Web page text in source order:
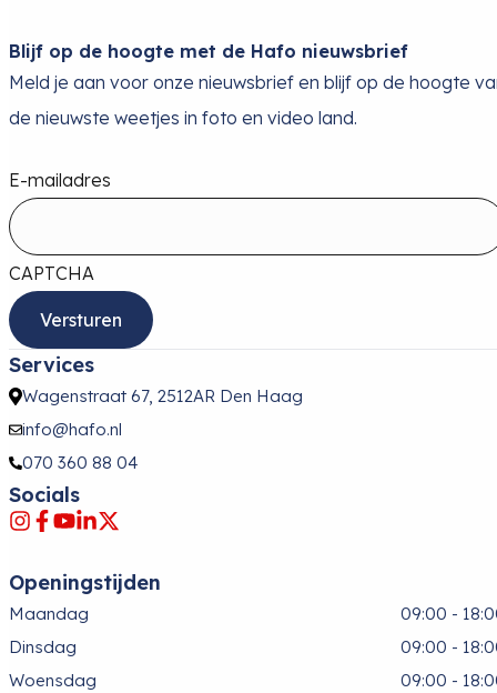
Blijf op de hoogte met de Hafo nieuwsbrief
Meld je aan voor onze nieuwsbrief en blijf op de hoogte
de nieuwste weetjes in foto en video land.
E-mailadres
CAPTCHA
Services
Wagenstraat 67, 2512AR Den Haag
info@hafo.nl
070 360 88 04
Socials
Openingstijden
Maandag
09:00 -
Dinsdag
09:00 -
Woensdag
09:00 -